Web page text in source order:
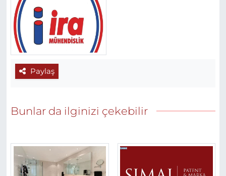
Paylaş
Bunlar da ilginizi çekebilir